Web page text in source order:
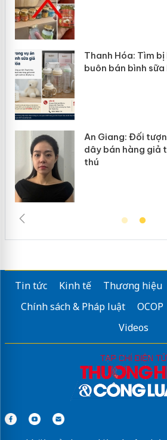
Hưng Yên: Xử lý
hàng giả mạo
Cà Mau: Tiêu
ngàn sản phẩm
trường kinh
Tin tức Kinh tế Thương hiệu
Chính sách & Pháp luật
OCOP
Videos